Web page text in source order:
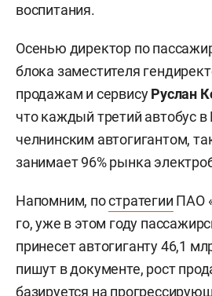
воспитания.
Осенью директор по
блока заместителя
продажам и сервисуРуслан
что каждый третий автобус в
челнинским автогигантом,
занимает 96% рынка
Напомним, постратегии ПАО
го, уже в этом году
принесет автогиганту 46,1
пишут в документе, рост
базируется на